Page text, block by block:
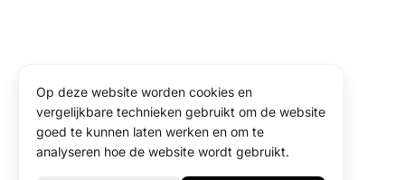
Op deze website worden cookies en
vergelijkbare technieken gebruikt om de website
goed te kunnen laten werken en om te
analyseren hoe de website wordt gebruikt.